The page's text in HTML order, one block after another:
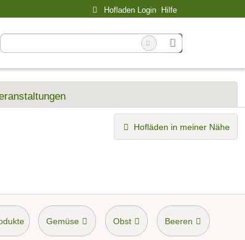
Hofladen Login Hilfe
Hofläden in meiner Nähe
Gemüse Obst Beeren